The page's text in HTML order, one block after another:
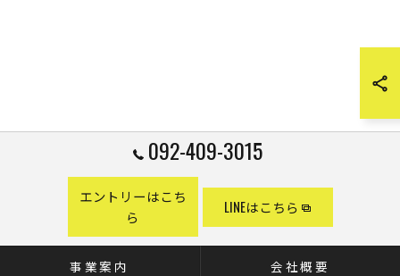
092-409-3015
エントリーはこち
ら
LINEはこちら
事業案内 会社概要